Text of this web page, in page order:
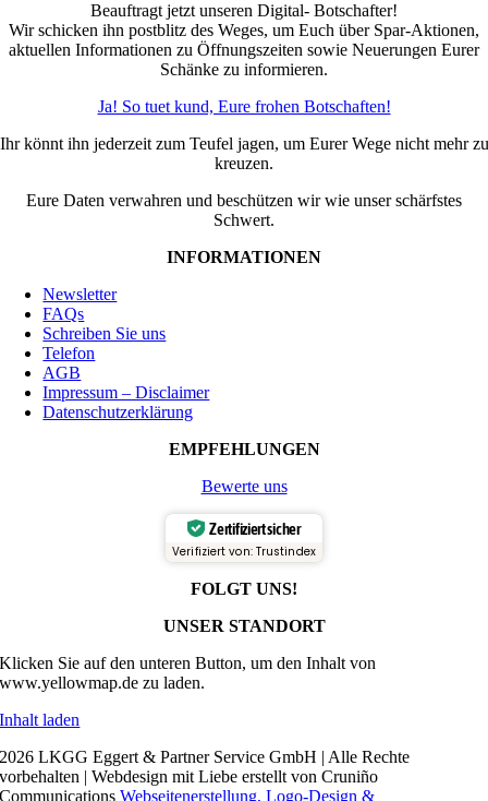
Beauftragt jetzt unseren Digital- Botschafter!
Wir schicken ihn postblitz des Weges, um Euch über Spar-Aktionen,
aktuellen Informationen zu Öffnungszeiten sowie Neuerungen Eurer
Schänke zu informieren.
Ja! So tuet kund, Eure frohen Botschaften!
Ihr könnt ihn jederzeit zum Teufel jagen, um Eurer Wege nicht mehr zu
kreuzen.
Eure Daten verwahren und beschützen wir wie unser schärfstes
Schwert.
INFORMATIONEN
Newsletter
FAQs
Schreiben Sie uns
Telefon
AGB
Impressum – Disclaimer
Datenschutzerklärung
EMPFEHLUNGEN
Bewerte uns
Zertifiziert sicher
Verifiziert von: Trustindex
FOLGT UNS!
UNSER STANDORT
Klicken Sie auf den unteren Button, um den Inhalt von
www.yellowmap.de zu laden.
Inhalt laden
2026 LKGG Eggert & Partner Service GmbH | Alle Rechte
vorbehalten | Webdesign mit Liebe erstellt von Cruniño
CommunicationsWebseitenerstellung, Logo-Design &